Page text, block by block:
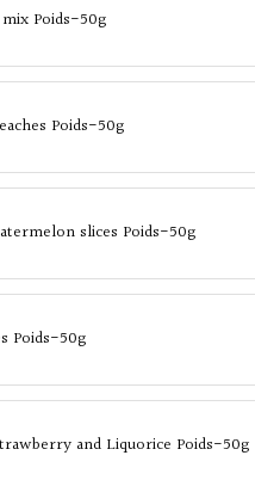
Poids-50g
Poids-50g
slices Poids-50g
Poids-50g
and Liquorice Poids-50g